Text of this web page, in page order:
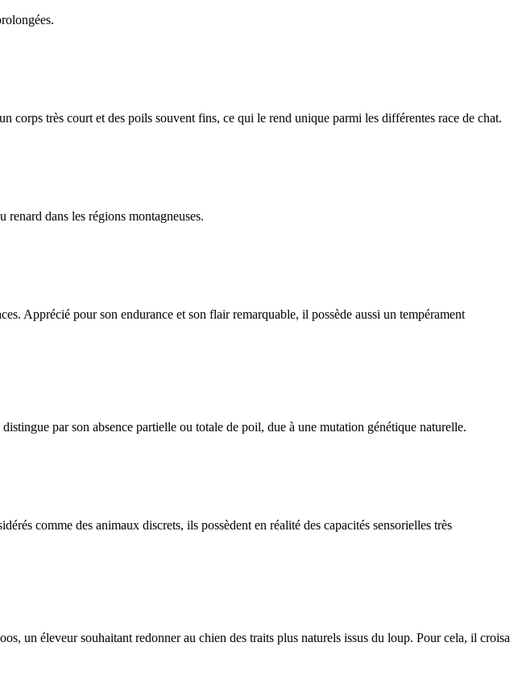
très court et des poils souvent fins, ce qui le rend unique parmi les différentes race de chat.
dans les régions montagneuses.
Apprécié pour son endurance et son flair remarquable, il possède aussi un tempérament
par son absence partielle ou totale de poil, due à une mutation génétique naturelle.
comme des animaux discrets, ils possèdent en réalité des capacités sensorielles très
un éleveur souhaitant redonner au chien des traits plus naturels issus du loup. Pour cela, il croisa